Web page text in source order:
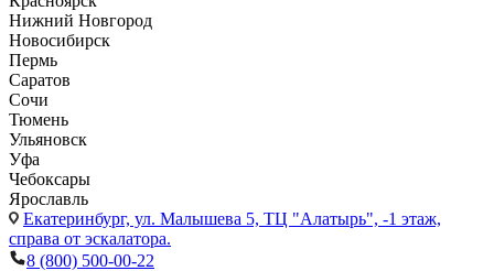
Нижний Новгород
Новосибирск
Пермь
Саратов
Сочи
Тюмень
Ульяновск
Уфа
Чебоксары
Ярославль
Екатеринбург, ул. Малышева 5, ТЦ "Алатырь", -1 этаж,
справа от эскалатора.
8 (800) 500-00-22